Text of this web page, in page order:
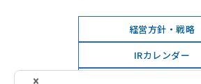
経営方針・戦略
IRカレンダー